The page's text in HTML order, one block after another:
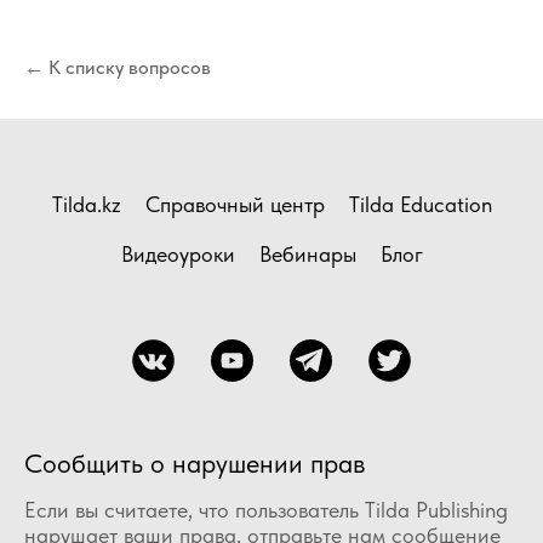
← К списку вопросов
Tilda.kz Справочный центр
Tilda Education
Видеоуроки
Вебинары Блог
Сообщить о нарушении прав
Если вы считаете, что пользователь Tilda Publishing
нарушает ваши права, отправьте нам сообщение